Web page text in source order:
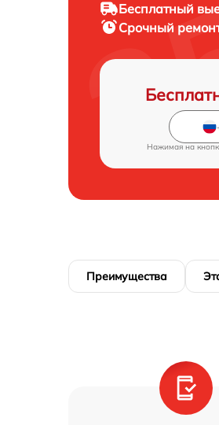
Бесплатный
Срочный
Нажимая на
Преимущества